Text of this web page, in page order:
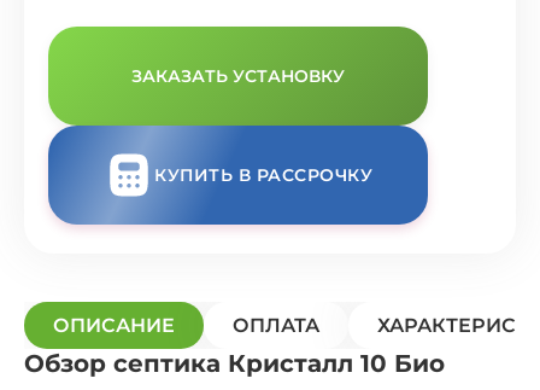
ЗАКАЗАТЬ УСТАНОВКУ
КУПИТЬ В РАССРОЧКУ
ОПИСАНИЕ ОПЛАТА
Обзор септика Кристалл 10 Био